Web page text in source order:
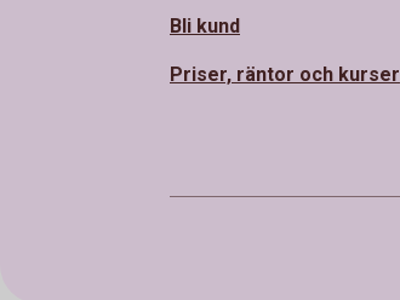
Bli kund
Priser, räntor och kurser